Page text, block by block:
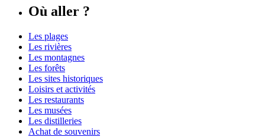
Où aller ?
Les plages
Les rivières
Les montagnes
Les forêts
Les sites historiques
Loisirs et activités
Les restaurants
Les musées
Les distilleries
Achat de souvenirs